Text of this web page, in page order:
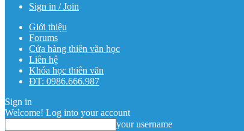
Sign in / Join
Giới thiệu
Forums
Cửa hàng thiên văn học
Liên hệ
Khóa học thiên văn
ĐT: 0986.666.987
Sign in
Welcome! Log into your account
your username